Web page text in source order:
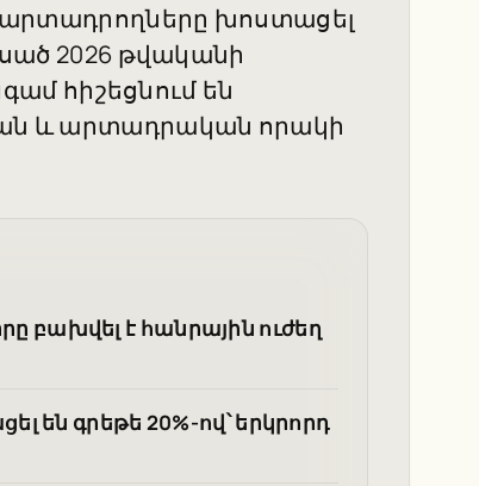
խոստացել
2026 թվականի
հիշեցնում են
և արտադրական որակի
բախվել է հանրային ուժեղ
են գրեթե 20%-ով՝ երկրորդ